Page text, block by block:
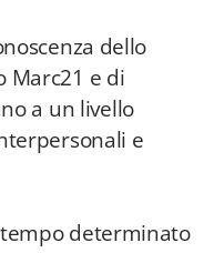
dello
Marc21 e di
a un livello
e
determinato